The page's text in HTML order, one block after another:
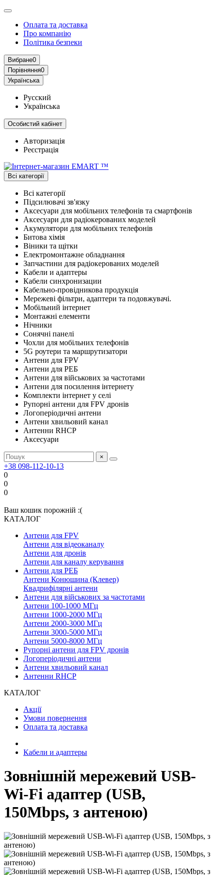
Оплата та доставка
Про компанію
Політика безпеки
Вибране0
Порівняння0
Українська
Русский
Українська
Особистий кабінет
Авторизація
Реєстрація
Всі категорії
Всі категорії
Підсилювачі зв'язку
Аксесуари для мобільних телефонів та смартфонів
Аксесуари для радіокерованих моделей
Акумулятори для мобільних телефонів
Битова хімія
Віники та щітки
Електромонтажне обладнання
Запчастини для радіокерованих моделей
Кабели и адаптеры
Кабели синхронизации
Кабельно-провідникова продукція
Мережеві фільтри, адаптери та подовжувачі.
Мобільний інтернет
Монтажні елементи
Нічники
Сонячні панелі
Чохли для мобільних телефонів
5G роутери та маршрутизатори
Антени для FPV
Антени для РЕБ
Антени для військових за частотами
Антени для посилення інтернету
Комплекти інтернет у селі
Рупорні антени для FPV дронів
Логоперіодичні антени
Антени хвильовий канал
Антенни RHCP
Аксесуари
×
+38 098-112-10-13
0
0
0
Ваш кошик порожній :(
КАТАЛОГ
Антени для FPV
Антени для відеоканалу
Антени для дронів
Антени для каналу керування
Антени для РЕБ
Антени Конюшина (Клевер)
Квадрифілярні антени
Антени для військових за частотами
Антени 100-1000 МГц
Антени 1000-2000 МГц
Антени 2000-3000 МГц
Антени 3000-5000 МГц
Антени 5000-8000 МГц
Рупорні антени для FPV дронів
Логоперіодичні антени
Антени хвильовий канал
Антенни RHCP
КАТАЛОГ
Акції
Умови повернення
Оплата та доставка
Кабели и адаптеры
Зовнішній мережевий USB-
Wi-Fi адаптер (USB,
150Mbps, з антеною)